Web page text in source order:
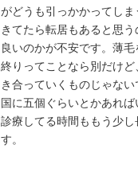
がどうも引っかかってし
きてたら転居もあると思
良いのかが不安です。薄
終りってことなら別だけ
き合っていくものじゃな
国に五個ぐらいとかあれば
診療してる時間ももう少
す。